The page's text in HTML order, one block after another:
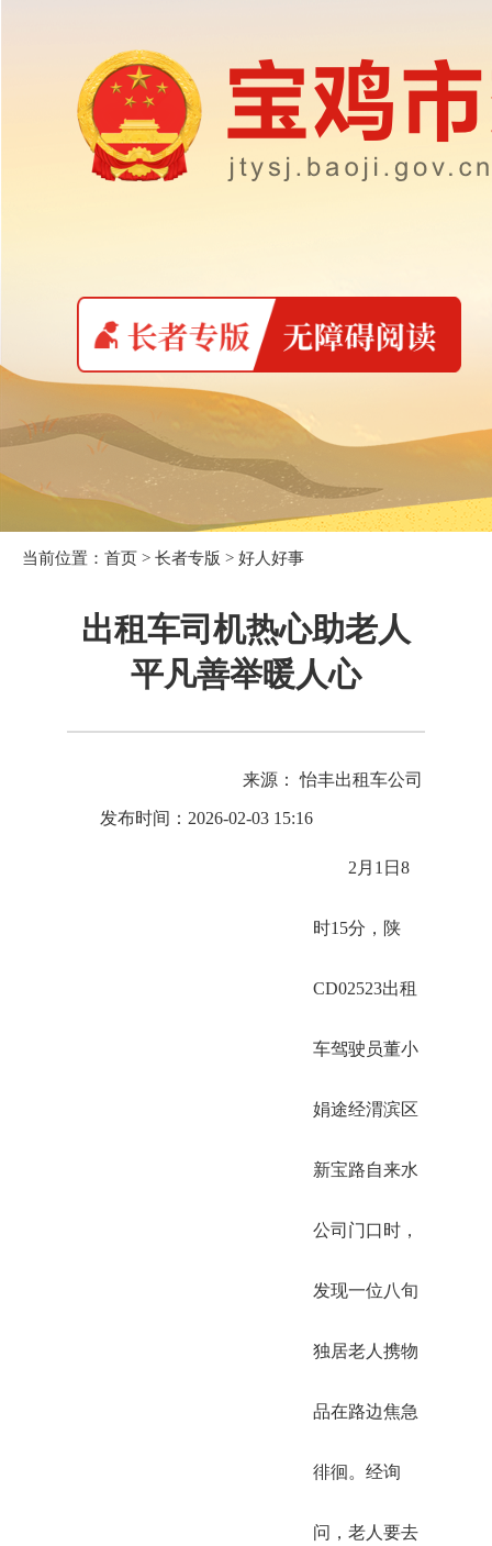
当前位置： 首页 > 长者专版 > 好人好事
出租车司机热心助老人
平凡善举暖人心
来源： 怡丰出租车公司
发布时间：2026-02-03 15:16
2月1日8
时15分，陕
CD02523出租
车驾驶员董小
娟途经渭滨区
新宝路自来水
公司门口时，
发现一位八旬
独居老人携物
品在路边焦急
徘徊。经询
问，老人要去